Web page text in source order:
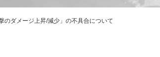
のダメージ上昇/減少」の不具合について